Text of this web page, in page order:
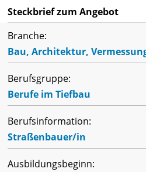
Steckbrief zum Angebot
Branche:
Bau, Architektur,
Berufsgruppe:
Berufe im Tiefbau
Berufsinformation:
Straßenbauer/in
Ausbildungsbeginn: